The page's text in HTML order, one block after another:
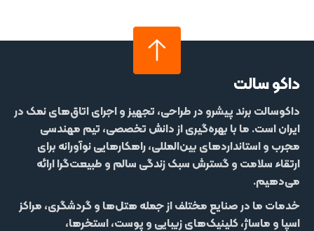
داکو سالت
داکوسالت برند پیشرو در طراحی، تجهیز و اجرای اتاق‌های نمک در
ایران است. ما با بهره‌گیری از دانش تخصصی، تیم مهندسی
مجرب و استانداردهای بین‌المللی، راهکارهایی نوآورانه برای
ارتقاء سلامت و گسترش سبک زندگی سالم و طبیعت‌گرا ارائه
می‌دهیم.
خدمات ما در صنایع مختلف از جملههتل‌‌ها و گردشگری، مراکز
اسپا و ماساژ، کلینیک‌های زیبایی و پوست، استخرها،